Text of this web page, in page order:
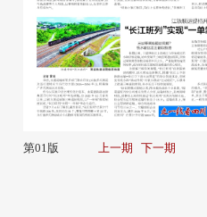
第01版 上一期 下一期